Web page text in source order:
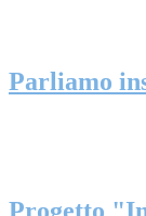
Parliamo